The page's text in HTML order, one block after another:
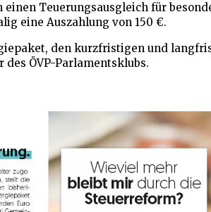
einen Teuerungsausgleich für
eine Auszahlung von 150 €.
den kurzfristigen und
ÖVP-Parlamentsklubs.